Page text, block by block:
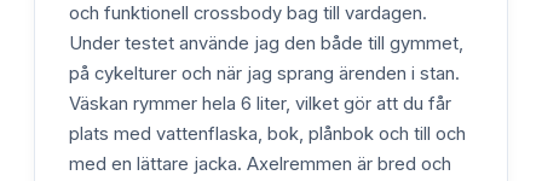
och funktionell crossbody bag till vardagen.
Under testet använde jag den både till gymmet,
på cykelturer och när jag sprang ärenden i stan.
Väskan rymmer hela 6 liter, vilket gör att du får
plats med vattenflaska, bok, plånbok och till och
med en lättare jacka. Axelremmen är bred och